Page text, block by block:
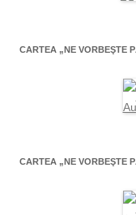
CARTEA „NE VORBEŞTE
CARTEA „NE VORBEŞTE